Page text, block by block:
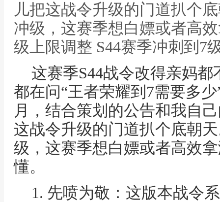
儿把这战令升级的门道扒个
冲级，这赛季想白嫖或者高
级上限调整 S44赛季冲刺到7
这赛季S44战令改得亲妈
都在问“王者荣耀到7需要多
月，结合策划的公告和我自
这战令升级的门道扒个底朝
级，这赛季想白嫖或者高效
懂。
1. 先喷为敬：这版本战令